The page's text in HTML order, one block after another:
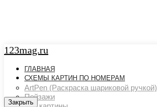
123mag.ru
ГЛАВНАЯ
СХЕМЫ КАРТИН ПО НОМЕРАМ
ArtPen (Раскраска шариковой ручкой)
Пейзажи
Закрыть